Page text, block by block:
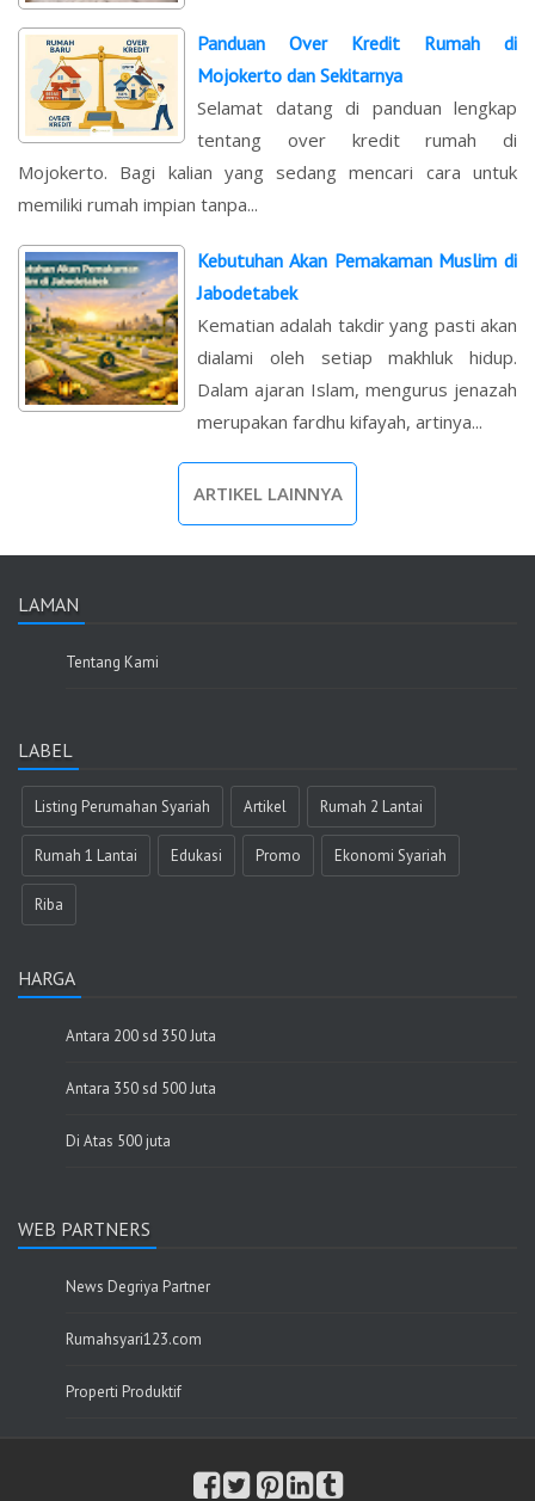
Panduan Over Kredit Rumah di
Mojokerto dan Sekitarnya
Selamat datang di panduan lengkap
tentang over kredit rumah di
Mojokerto. Bagi kalian yang sedang mencari cara untuk
memiliki rumah impian tanpa...
Kebutuhan Akan Pemakaman Muslim di
Jabodetabek
Kematian adalah takdir yang pasti akan
dialami oleh setiap makhluk hidup.
Dalam ajaran Islam, mengurus jenazah
merupakan fardhu kifayah, artinya...
ARTIKEL LAINNYA
LAMAN
Tentang Kami
LABEL
Listing Perumahan Syariah Artikel Rumah 2 Lantai
Rumah 1 Lantai Edukasi Promo Ekonomi Syariah
Riba
HARGA
Antara 200 sd 350 Juta
Antara 350 sd 500 Juta
Di Atas 500 juta
WEB PARTNERS
News Degriya Partner
Rumahsyari123.com
Properti Produktif